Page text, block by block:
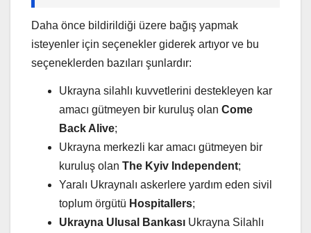
Daha önce bildirildiği üzere bağış yapmak
isteyenler için seçenekler giderek artıyor ve bu
seçeneklerden bazıları şunlardır:
Ukrayna silahlı kuvvetlerini destekleyen kar
amacı gütmeyen bir kuruluş olan Come
Back Alive;
Ukrayna merkezli kar amacı gütmeyen bir
kuruluş olan The Kyiv Independent;
Yaralı Ukraynalı askerlere yardım eden sivil
toplum örgütü Hospitallers;
Ukrayna Ulusal Bankası Ukrayna Silahlı